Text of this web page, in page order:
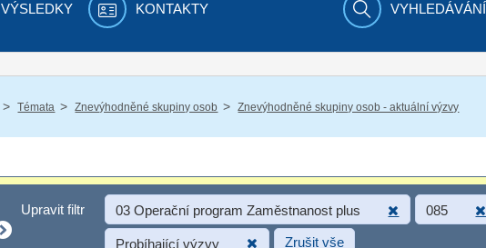
VÝSLEDKY KONTAKTY VYHLEDÁVÁNÍ
/ Témata / Znevýhodněné skupiny osob / Znevýhodněné skupiny osob - aktuální výzvy
Upravit filtr
Upravit filtr 03 Operační program Zaměstnanost plus 085
Probíhající výzvy Zrušit vše